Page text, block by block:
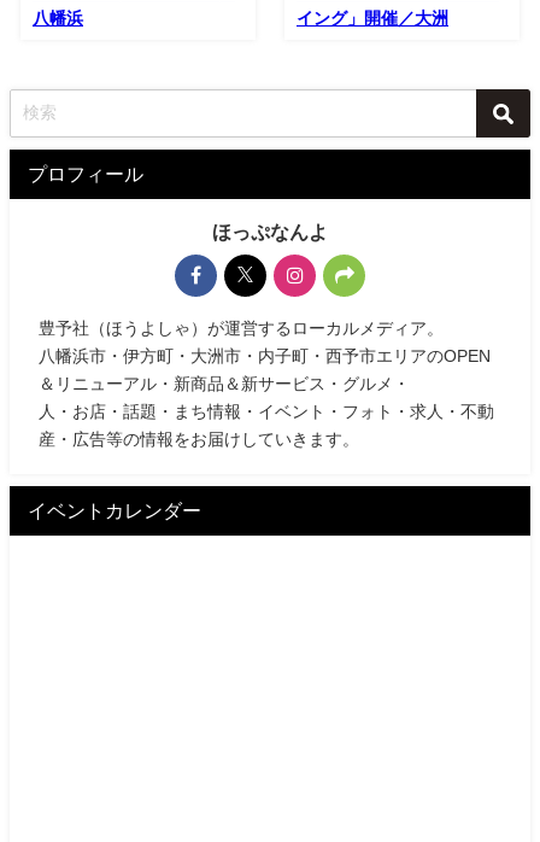
八幡浜
イング」開催／大洲
プロフィール
ほっぷなんよ
豊予社（ほうよしゃ）が運営するローカルメディア。
八幡浜市・伊方町・大洲市・内子町・西予市エリアのOPEN
＆リニューアル・新商品＆新サービス・グルメ・
人・お店・話題・まち情報・イベント・フォト・求人・不動
産・広告等の情報をお届けしていきます。
イベントカレンダー